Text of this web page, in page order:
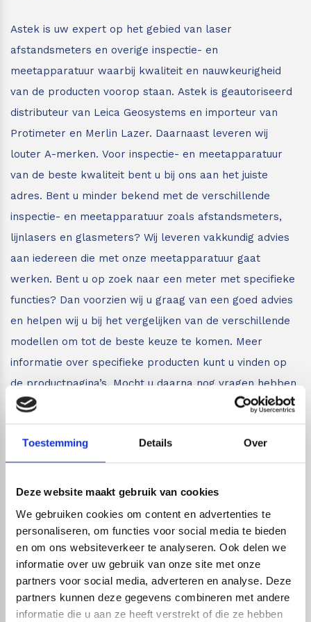
Toestemming Details Over
Deze website maakt gebruik van cookies
We gebruiken cookies om content en advertenties te
personaliseren, om functies voor social media te bieden
en om ons websiteverkeer te analyseren. Ook delen we
informatie over uw gebruik van onze site met onze
partners voor social media, adverteren en analyse. Deze
partners kunnen deze gegevens combineren met andere
informatie die u aan ze heeft verstrekt of die ze hebben
Leica Disto S910
DISTO Plan app
Accessoires
Monitoring
Accessoires
Astek is uw expert op het gebied van laser
afstandsmeters en overige inspectie- en
meetapparatuur waarbij kwaliteit en nauwkeurigheid
van de producten voorop staan. Astek is geautoriseerd
distributeur van Leica Geosystems en importeur van
Protimeter en Merlin Lazer. Daarnaast leveren wij
louter A-merken. Voor inspectie- en meetapparatuur
van de beste kwaliteit bent u bij ons aan het juiste
adres. Bent u minder bekend met de verschillende
inspectie- en meetapparatuur zoals afstandsmeters,
lijnlasers en glasmeters? Wij leveren vakkundig advies
aan iedereen die met onze meetapparatuur gaat
werken. Bent u op zoek naar een meter met specifieke
functies? Dan voorzien wij u graag van een goed advies
en helpen wij u bij het vergelijken van de verschillende
modellen om tot de beste keuze te komen. Meer
informatie over specifieke producten kunt u vinden op
de productpagina’s. Mocht u daarna nog vragen hebben
dan kunt u altijd per mail of telefoon contact met ons
opnemen.
Live chat
Chat met één van onze specialisten
Maandag t/m zondag tussen: 7:00 uur tot 22:00 uur
Wij zijn dus ook gewoon bereikbaar in het
weekend!